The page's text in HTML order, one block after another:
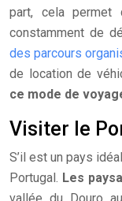
part, cela permet
constamment de
des parcours
de location de
ce mode de
Visiter le
S’il est un pays
Portugal. Les